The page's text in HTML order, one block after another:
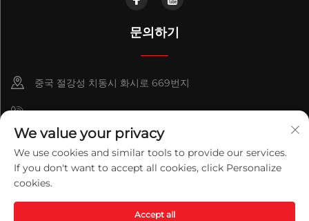
문의하기
중국 절강성 치동시 화시로 669번지
+86-18921656832
+86 15250055262
info@v-mounts.com
Copyright © 2026 Qidong Vision Mounts Manufacturing Co.,Ltd.
We value your privacy
We use cookies and similar tools to provide our services.
If you don't want to accept all cookies, click Personalize
cookies.
Accept all